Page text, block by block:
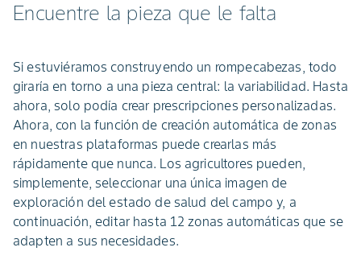
Encuentre la pieza que le falta
Si estuviéramos construyendo un rompecabezas, todo
giraría en torno a una pieza central: la variabilidad. Hasta
ahora, solo podía crear prescripciones personalizadas.
Ahora, con la función de creación automática de zonas
en nuestras plataformas puede crearlas más
rápidamente que nunca. Los agricultores pueden,
simplemente, seleccionar una única imagen de
exploración del estado de salud del campo y, a
continuación, editar hasta 12 zonas automáticas que se
adapten a sus necesidades.